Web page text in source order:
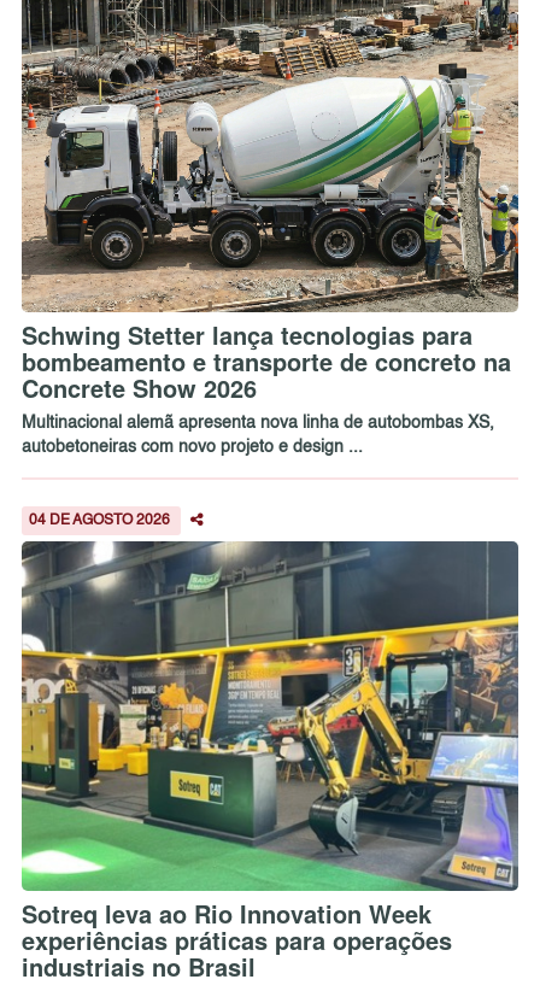
Schwing Stetter lança tecnologias para
bombeamento e transporte de concreto na
Concrete Show 2026
Multinacional alemã apresenta nova linha de autobombas XS,
autobetoneiras com novo projeto e design ...
04 DE AGOSTO 2026
Sotreq leva ao Rio Innovation Week
experiências práticas para operações
industriais no Brasil